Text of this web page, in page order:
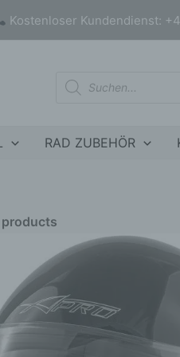
Kostenloser Kundendienst:
Products
search
RAD ZUBEHÖR
products on sale In